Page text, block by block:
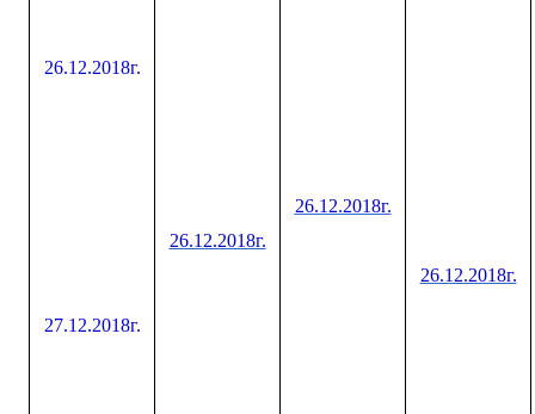
26.12.2018г.
27.12.2018г.
26.12.2018г.
26.12.2018г.
26.12.2018г.